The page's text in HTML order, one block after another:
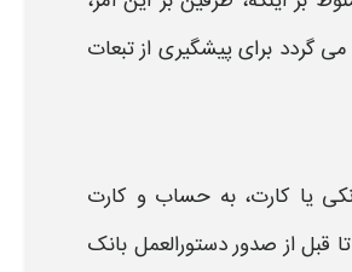
گردد برای پیشگیری از تبعات
یا کارت، به حساب و کارت
قبل از صدور دستورالعمل بانک